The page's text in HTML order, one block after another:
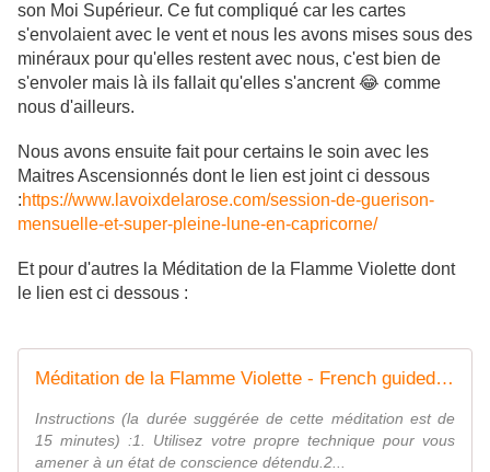
son Moi Supérieur. Ce fut compliqué car les cartes
s'envolaient avec le vent et nous les avons mises sous des
minéraux pour qu'elles restent avec nous, c'est bien de
s'envoler mais là ils fallait qu'elles s'ancrent 😂 comme
nous d'ailleurs.
Nous avons ensuite fait pour certains le soin avec les
Maitres Ascensionnés dont le lien est joint ci dessous
:https://www.lavoixdelarose.com/session-de-guerison-
mensuelle-et-super-pleine-lune-en-capricorne/
Et pour d'autres la Méditation de la Flamme Violette dont
le lien est ci dessous :
Méditation de la Flamme Violette - French guided audio
Instructions (la durée suggérée de cette méditation est de
15 minutes) :1. Utilisez votre propre technique pour vous
amener à un état de conscience détendu.2...